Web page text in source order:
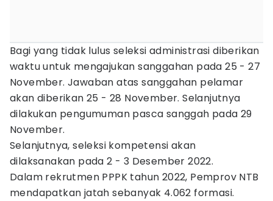
Bagi yang tidak lulus seleksi administrasi diberikan
waktu untuk mengajukan sanggahan pada 25 - 27
November. Jawaban atas sanggahan pelamar
akan diberikan 25 - 28 November. Selanjutnya
dilakukan pengumuman pasca sanggah pada 29
November.
Selanjutnya, seleksi kompetensi akan
dilaksanakan pada 2 - 3 Desember 2022.
Dalam rekrutmen PPPK tahun 2022, Pemprov NTB
mendapatkan jatah sebanyak 4.062 formasi.